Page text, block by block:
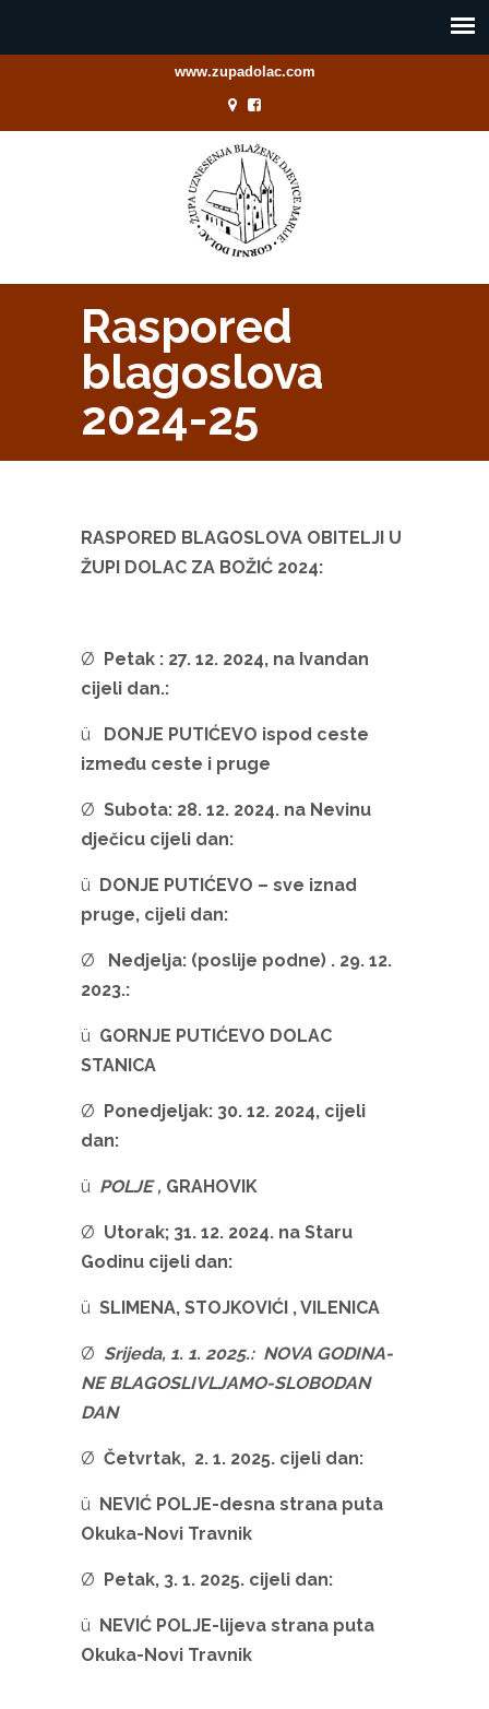
www.zupadolac.com
Raspored
blagoslova
2024-25
RASPORED BLAGOSLOVA OBITELJI U
ŽUPI DOLAC ZA BOŽIĆ 2024:
Ø Petak : 27. 12. 2024, na Ivandan
cijeli dan.:
ü
DONJE PUTIĆEVO ispod ceste
između ceste i pruge
Ø Subota: 28. 12. 2024. na Nevinu
dječicu cijeli dan:
ü DONJE PUTIĆEVO – sve iznad
pruge, cijeli dan:
Ø
Nedjelja: (poslije podne) . 29. 12.
2023.:
ü GORNJE PUTIĆEVO DOLAC
STANICA
Ø Ponedjeljak: 30. 12. 2024, cijeli
dan:
ü POLJE , GRAHOVIK
Ø Utorak; 31. 12. 2024. na Staru
Godinu cijeli dan:
ü SLIMENA, STOJKOVIĆI , VILENICA
Ø Srijeda, 1. 1. 2025.: NOVA GODINA-
NE BLAGOSLIVLJAMO-SLOBODAN
DAN
Ø Četvrtak, 2. 1. 2025. cijeli dan:
ü NEVIĆ POLJE-desna strana puta
Okuka-Novi Travnik
Ø Petak, 3. 1. 2025. cijeli dan:
ü NEVIĆ POLJE-lijeva strana puta
Okuka-Novi Travnik